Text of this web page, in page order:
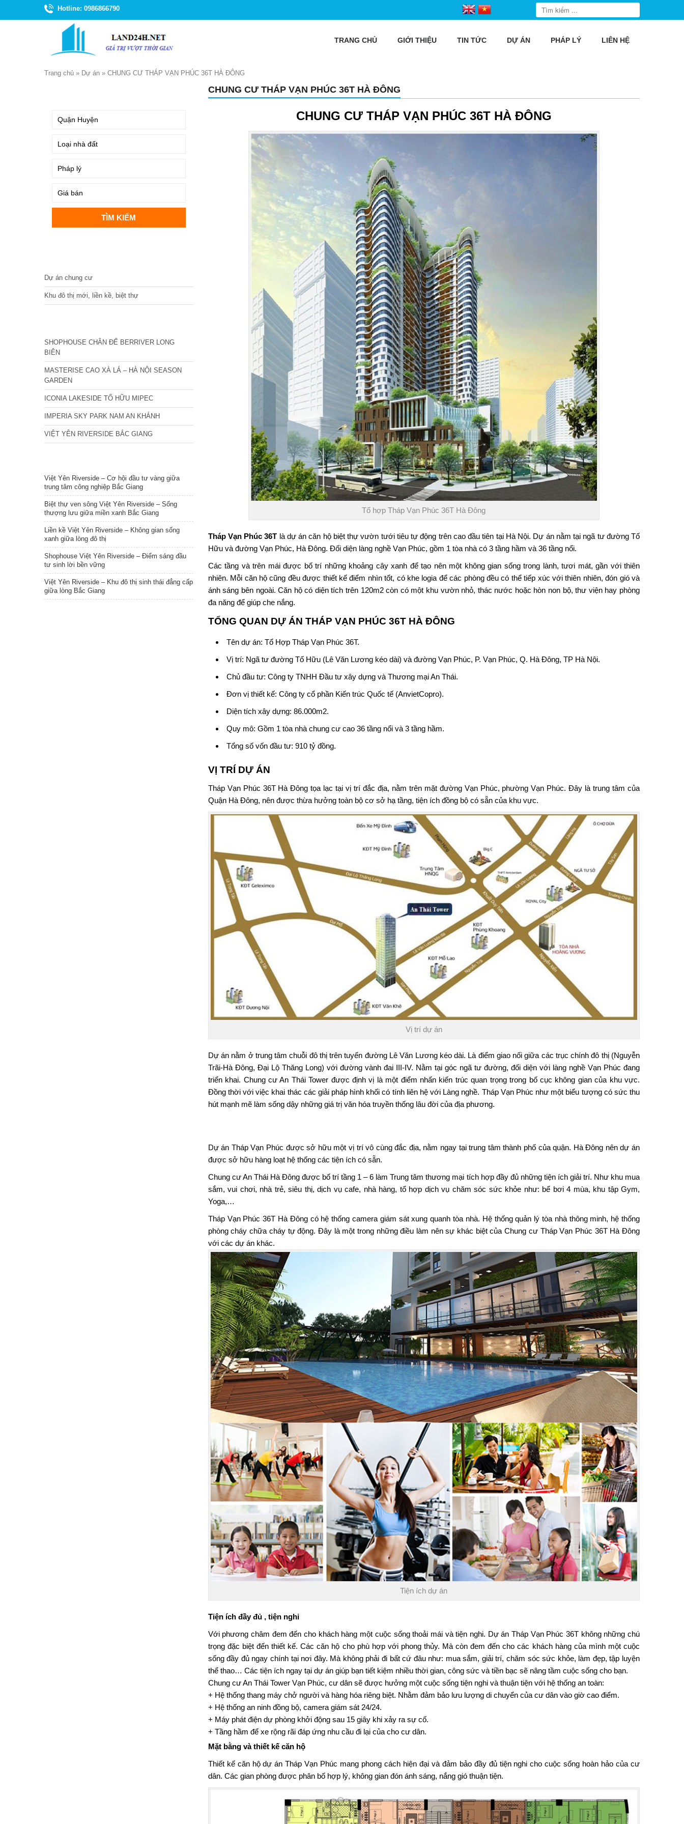
Hotline: 0986866790
TRANG CHỦ GIỚI THIỆU TIN TỨC DỰ ÁN PHÁP LÝ LIÊN HỆ
Trang chủ » Dự án » CHUNG CƯ THÁP VẠN PHÚC 36T HÀ ĐÔNG
CHUNG CƯ THÁP VẠN PHÚC 36T HÀ ĐÔNG
CHUNG CƯ THÁP VẠN PHÚC 36T HÀ ĐÔNG
Tổ hợp Tháp Vạn Phúc 36T Hà Đông
Tháp Vạn Phúc 36T là dự án căn hộ biệt thự vườn tưới tiêu tự động trên cao đầu tiên tại Hà Nội. Dự án nằm tại ngã tư đường Tố
Hữu và đường Vạn Phúc, Hà Đông. Đối diện làng nghề Vạn Phúc, gồm 1 tòa nhà có 3 tầng hầm và 36 tầng nổi.
Các tầng và trên mái được bố trí những khoảng cây xanh để tạo nên một không gian sống trong lành, tươi mát, gần với thiên
nhiên. Mỗi căn hộ cũng đều được thiết kế điểm nhìn tốt, có khe logia để các phòng đều có thể tiếp xúc với thiên nhiên, đón gió và
ánh sáng bên ngoài. Căn hộ có diện tích trên 120m2 còn có một khu vườn nhỏ, thác nước hoặc hòn non bộ, thư viện hay phòng
đa năng để giúp che nắng.
TỔNG QUAN DỰ ÁN THÁP VẠN PHÚC 36T HÀ ĐÔNG
Tên dự án: Tổ Hợp Tháp Vạn Phúc 36T.
Vị trí: Ngã tư đường Tố Hữu (Lê Văn Lương kéo dài) và đường Vạn Phúc, P. Vạn Phúc, Q. Hà Đông, TP Hà Nội.
Chủ đầu tư: Công ty TNHH Đầu tư xây dựng và Thương mại An Thái.
Đơn vị thiết kế: Công ty cổ phần Kiến trúc Quốc tế (AnvietCopro).
Diện tích xây dựng: 86.000m2.
Quy mô: Gồm 1 tòa nhà chung cưcao 36 tầng nổi và 3 tầng hầm.
Tổng số vốn đầu tư: 910 tỷ đồng.
VỊ TRÍ DỰ ÁN
Tháp Vạn Phúc 36T Hà Đông tọa lạc tại vị trí đắc địa, nằm trên mặt đường Vạn Phúc, phường Vạn Phúc. Đây là trung tâm của
Quận Hà Đông, nên được thừa hưởng toàn bộ cơ sở hạ tầng, tiện ích đồng bộ có sẵn của khu vực.
Vị trí dự án
Dự án nằm ở trung tâm chuỗi đô thị trên tuyến đường Lê Văn Lương kéo dài. Là điểm giao nối giữa các trục chính đô thị (Nguyễn
Trãi-Hà Đông, Đại Lộ Thăng Long) với đường vành đai III-IV. Nằm tại góc ngã tư đường, đối diện với làng nghề Vạn Phúc đang
triển khai. Chung cư An Thái Tower được định vị là một điểm nhấn kiến trúc quan trọng trong bố cục không gian của khu vực.
Đồng thời với việc khai thác các giải pháp hình khối có tính liên hệ với Làng nghề. Tháp Vạn Phúc như một biểu tượng có sức thu
hút mạnh mẽ làm sống dậy những giá trị văn hóa truyền thống lâu đời của địa phương.
Dự án Tháp Vạn Phúc được sở hữu một vị trí vô cùng đắc địa, nằm ngay tại trung tâm thành phố của quận. Hà Đông nên dự án
được sở hữu hàng loạt hệ thống các tiện ích có sẵn.
Chung cư An Thái Hà Đông được bố trí tầng 1 – 6 làm Trung tâm thương mại tích hợp đầy đủ những tiện ích giải trí. Như khu mua
sắm, vui chơi, nhà trẻ, siêu thị, dịch vụ cafe, nhà hàng, tổ hợp dịch vụ chăm sóc sức khỏe như: bể bơi 4 mùa, khu tập Gym,
Yoga,…
Tháp Vạn Phúc 36T Hà Đôngcó hệ thống camera giám sát xung quanh tòa nhà. Hệ thống quản lý tòa nhà thông minh, hệ thống
phòng cháy chữa cháy tự động. Đây là một trong những điều làm nên sự khác biệt của Chung cư Tháp Vạn Phúc 36T Hà Đông
với các dự án khác.
Tiện ích dự án
Tiện ích đầy đủ , tiện nghi
Với phương châm đem đến cho khách hàng một cuộc sống thoải mái và tiện nghi. Dự án Tháp Vạn Phúc 36Tkhông những chú
trọng đặc biệt đến thiết kế. Các căn hộ cho phù hợp với phong thủy. Mà còn đem đến cho các khách hàng của mình một cuộc
sống đầy đủ ngay chính tại nơi đây. Mà không phải đi bất cứ đâu như: mua sắm, giải trí, chăm sóc sức khỏe, làm đẹp, tập luyện
thể thao… Các tiện ích ngay tại dự án giúp bạn tiết kiệm nhiều thời gian, công sức và tiền bạc sẽ nâng tầm cuộc sống cho bạn.
Chung cưAn Thái Tower Vạn Phúc, cư dân sẽ được hưởng một cuộc sống tiện nghi và thuận tiện với hệ thống an toàn:
+ Hệ thống thang máy chở người và hàng hóa riêng biệt. Nhằm đảm bảo lưu lượng di chuyển của cư dân vào giờ cao điểm.
+ Hệ thống an ninh đồng bộ, camera giám sát 24/24.
+ Máy phát điện dự phòng khởi động sau 15 giây khi xảy ra sự cố.
+ Tầng hầm để xe rộng rãi đáp ứng nhu cầu đi lại của cho cư dân.
Mặt bằng và thiết kế căn hộ
Thiết kế căn hộ dự án Tháp Vạn Phúc mang phong cách hiện đại và đảm bảo đầy đủ tiện nghi cho cuộc sống hoàn hảo của cư
dân. Các gian phòng được phân bố hợp lý, không gian đón ánh sáng, nắng gió thuận tiện.
Dự án chung cư
Khu đô thị mới, liền kề, biệt thự
SHOPHOUSE CHÂN ĐẾ BERRIVER LONG
BIÊN
MASTERISE CAO XÀ LÁ – HÀ NỘI SEASON
GARDEN
ICONIA LAKESIDE TỐ HỮU MIPEC
IMPERIA SKY PARK NAM AN KHÁNH
VIỆT YÊN RIVERSIDE BẮC GIANG
Việt Yên Riverside – Cơ hội đầu tư vàng giữa
trung tâm công nghiệp Bắc Giang
Biệt thự ven sông Việt Yên Riverside – Sống
thượng lưu giữa miền xanh Bắc Giang
Liền kề Việt Yên Riverside – Không gian sống
xanh giữa lòng đô thị
Shophouse Việt Yên Riverside – Điểm sáng đầu
tư sinh lời bền vững
Việt Yên Riverside – Khu đô thị sinh thái đẳng cấp
giữa lòng Bắc Giang